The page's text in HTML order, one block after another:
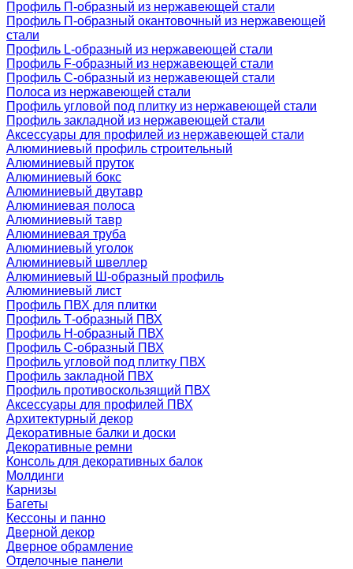
Профиль П-образный из нержавеющей стали
Профиль П-образный окантовочный из нержавеющей
стали
Профиль L-образный из нержавеющей стали
Профиль F-образный из нержавеющей стали
Профиль C-образный из нержавеющей стали
Полоса из нержавеющей стали
Профиль угловой под плитку из нержавеющей стали
Профиль закладной из нержавеющей стали
Аксессуары для профилей из нержавеющей стали
Алюминиевый профиль строительный
Алюминиевый пруток
Алюминиевый бокс
Алюминиевый двутавр
Алюминиевая полоса
Алюминиевый тавр
Алюминиевая труба
Алюминиевый уголок
Алюминиевый швеллер
Алюминиевый Ш-образный профиль
Алюминиевый лист
Профиль ПВХ для плитки
Профиль Т-образный ПВХ
Профиль H-образный ПВХ
Профиль C-образный ПВХ
Профиль угловой под плитку ПВХ
Профиль закладной ПВХ
Профиль противоскользящий ПВХ
Аксессуары для профилей ПВХ
Архитектурный декор
Декоративные балки и доски
Декоративные ремни
Консоль для декоративных балок
Молдинги
Карнизы
Багеты
Кессоны и панно
Дверной декор
Дверное обрамление
Отделочные панели